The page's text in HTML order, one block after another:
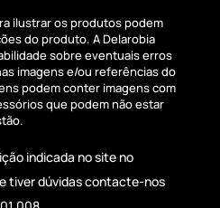
ilustrar os produtos podem
do produto. A Delarobia
sobre eventuais erros
imagens e/ou referências do
podem conter imagens com
que podem não estar
indicada no site no
tiver dúvidas contacte-nos